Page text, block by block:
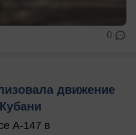
0
движение
А-147 в